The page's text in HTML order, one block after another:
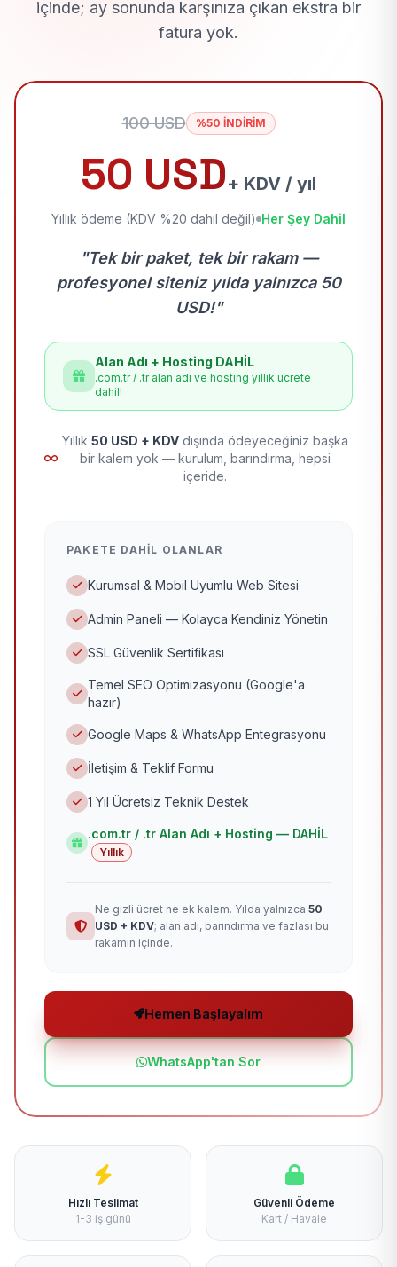
içinde; ay sonunda karşınıza çıkan ekstra bir
fatura yok.
100 USD %50 İNDİRİM
50 USD+ KDV / yıl
Yıllık ödeme (KDV %20 dahil değil) Her Şey Dahil
"Tek bir paket, tek bir rakam —
profesyonel siteniz yılda yalnızca 50
USD!"
Alan Adı + Hosting DAHİL
.com.tr / .tr alan adı ve hosting yıllık ücrete
dahil!
Yıllık 50 USD + KDV dışında ödeyeceğiniz başka
bir kalem yok — kurulum, barındırma, hepsi
içeride.
PAKETE DAHIL OLANLAR
Kurumsal & Mobil Uyumlu Web Sitesi
Admin Paneli — Kolayca Kendiniz Yönetin
SSL Güvenlik Sertifikası
Temel SEO Optimizasyonu (Google'a
hazır)
Google Maps & WhatsApp Entegrasyonu
İletişim & Teklif Formu
1 Yıl Ücretsiz Teknik Destek
.com.tr / .tr Alan Adı + Hosting — DAHİL
Yıllık
Ne gizli ücret ne ek kalem. Yılda yalnızca 50
USD + KDV; alan adı, barındırma ve fazlası bu
rakamın içinde.
Hemen Başlayalım
WhatsApp'tan Sor
Hızlı Teslimat
1-3 iş günü
Güvenli Ödeme
Kart / Havale